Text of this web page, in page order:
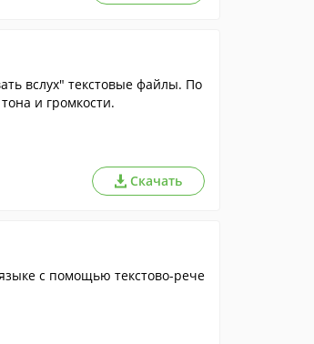
вслух" текстовые файлы. По
и громкости.
Скачать
с помощью текстово-рече